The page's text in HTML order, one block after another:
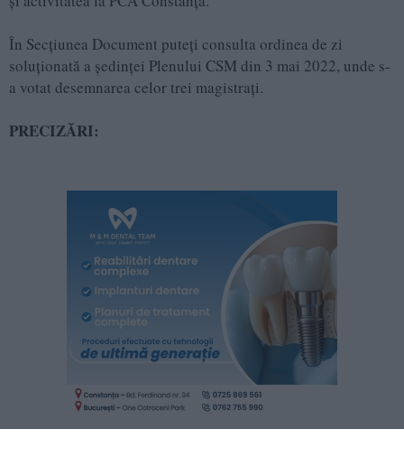
În Secţiunea Document puteţi consulta ordinea de zi
soluţionată a şedinţei Plenului CSM din 3 mai 2022, unde s-
a votat desemnarea celor trei magistraţi.
PRECIZĂRI: